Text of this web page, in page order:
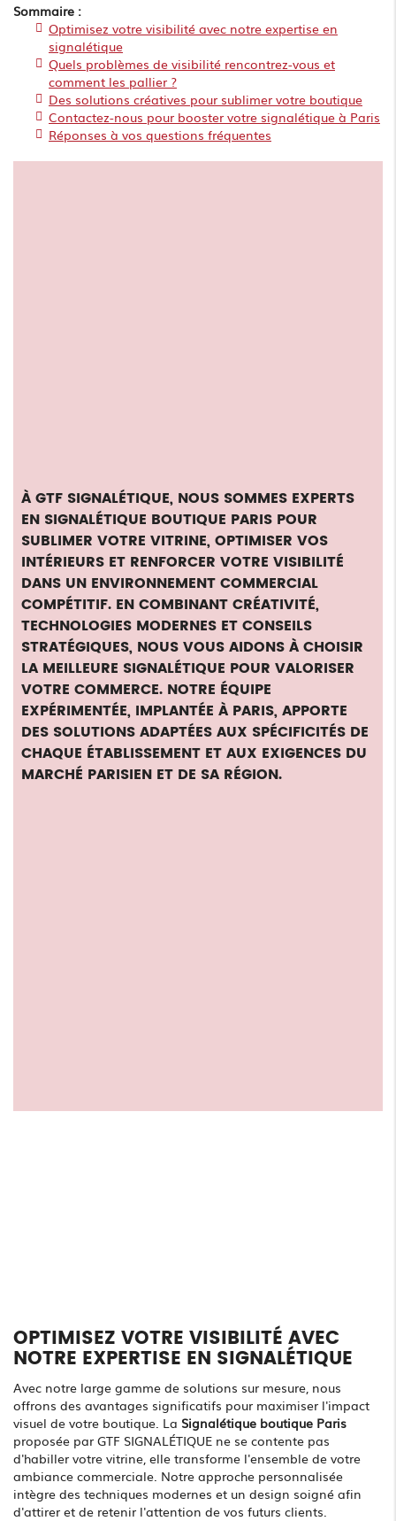
Sommaire :
Optimisez votre visibilité avec notre expertise en
signalétique
Quels problèmes de visibilité rencontrez-vous et
comment les pallier ?
Des solutions créatives pour sublimer votre boutique
Contactez-nous pour booster votre signalétique à Paris
Réponses à vos questions fréquentes
À GTF SIGNALÉTIQUE, NOUS SOMMES EXPERTS
EN SIGNALÉTIQUE BOUTIQUE PARISPOUR
SUBLIMER VOTRE VITRINE, OPTIMISER VOS
INTÉRIEURS ET RENFORCER VOTRE VISIBILITÉ
DANS UN ENVIRONNEMENT COMMERCIAL
COMPÉTITIF. EN COMBINANT CRÉATIVITÉ,
TECHNOLOGIES MODERNES ET CONSEILS
STRATÉGIQUES, NOUS VOUS AIDONS À CHOISIR
LA MEILLEURE SIGNALÉTIQUE POUR VALORISER
VOTRE COMMERCE. NOTRE ÉQUIPE
EXPÉRIMENTÉE, IMPLANTÉE À PARIS, APPORTE
DES SOLUTIONS ADAPTÉES AUX SPÉCIFICITÉS DE
CHAQUE ÉTABLISSEMENT ET AUX EXIGENCES DU
MARCHÉ PARISIEN ET DE SA RÉGION.
OPTIMISEZ VOTRE VISIBILITÉ AVEC
NOTRE EXPERTISE EN SIGNALÉTIQUE
Avec notre large gamme de solutions sur mesure, nous
offrons des avantages significatifs pour maximiser l'impact
visuel de votre boutique. La Signalétique boutique Paris
proposée par GTF SIGNALÉTIQUE ne se contente pas
d'habiller votre vitrine, elle transforme l'ensemble de votre
ambiance commerciale. Notre approche personnalisée
intègre des techniques modernes et un design soigné afin
d'attirer et de retenir l'attention de vos futurs clients.